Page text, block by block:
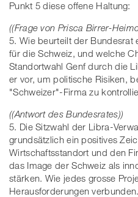
Punkt 5 diese offene Haltung:
((Frage von Prisca Birrer-
5. Wie beurteilt der Bundesrat
für die Schweiz, und welche
Standortwahl Genf durch die
er vor, um politische Risiken,
"Schweizer"-Firma zu
((Antwort des Bundesrates))
5. Die Sitzwahl der Libra-
grundsätzlich ein positives
Wirtschaftsstandort und den
das Image der Schweiz als
stärken. Wie jedes grosse
Herausforderungen